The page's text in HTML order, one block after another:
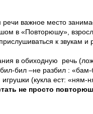
важное место
в «Повторюшу»,
к звукам и
в обиходную речь
бил-бил –не разбил :
(кукла ест: «ням-
не просто